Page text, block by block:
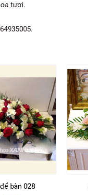
tươi.
bàn 028